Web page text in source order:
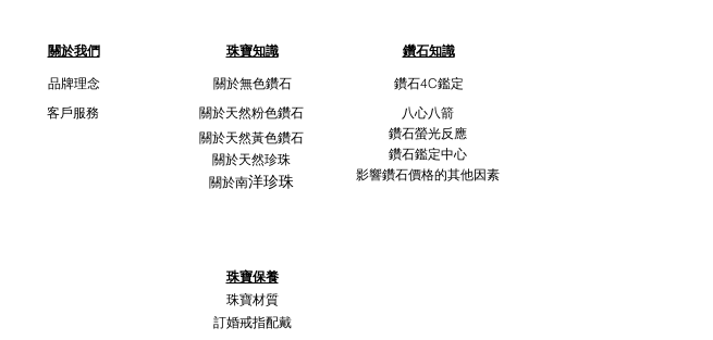
關於我們 珠寶知識
鑽石知識
品牌理念 關於無色鑽石
鑽石4C鑑定
客戶服務 關於天然粉色鑽石
八心八箭
關於天然黃色鑽石
關於天然珍珠
鑽石螢光反應
鑽石鑑定中心
關於南洋珍珠 影響鑽石價格的其他因素
珠寶保養
珠寶材質
訂婚戒指配戴